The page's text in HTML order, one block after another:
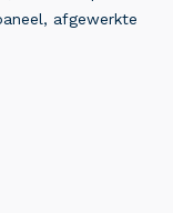
afgewerkte